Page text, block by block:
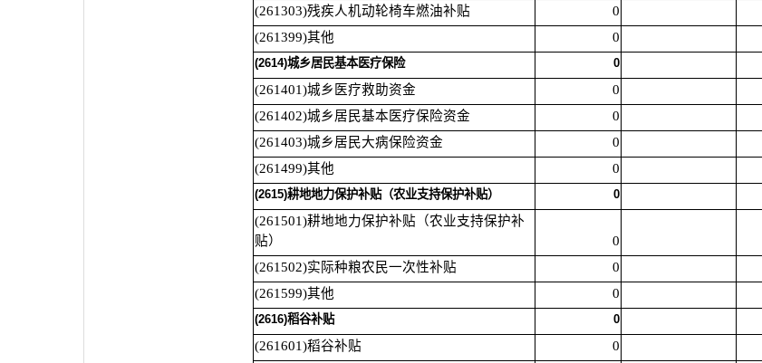
(261303)残疾人机动轮椅车燃油补贴
0
(261399)其他
0
(2614)城乡居民基本医疗保险 0
(261401)城乡医疗救助资金 0
(261402)城乡居民基本医疗保险资金
0
(261403)城乡居民大病保险资金
0
(261499)其他
0
(2615)耕地地力保护补贴（农业支持保护补贴） 0
(261501)耕地地力保护补贴（农业支持保护补
贴）
0
(261502)实际种粮农民一次性补贴
0
(261599)其他
0
(2616)稻谷补贴 0
(261601)稻谷补贴 0